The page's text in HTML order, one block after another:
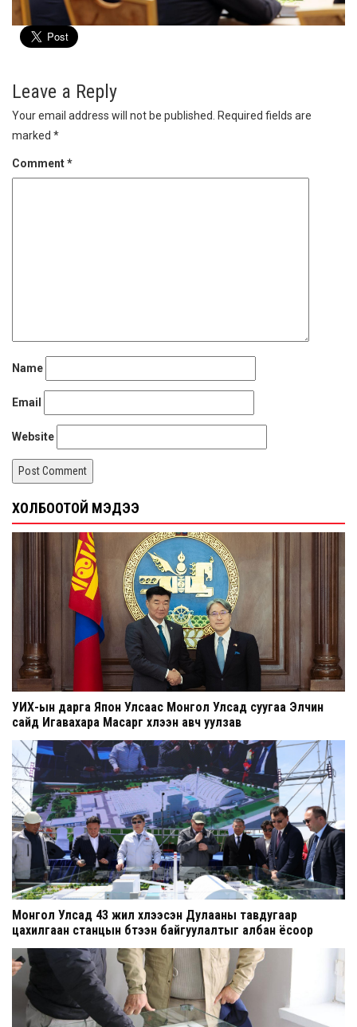
Leave a Reply
Your email address will not be published.
Required fields are
marked *
Comment*
Name
Email
Website
ХОЛБООТОЙ МЭДЭЭ
УИХ-ын дарга Япон Улсаас Монгол Улсад суугаа Элчин
сайд Игавахара Масарүг хүлээн авч уулзав
Монгол Улсад 43 жил хүлээсэн Дулааны тавдугаар
цахилгаан станцын бүтээн байгуулалтыг албан ёсоор
эхлүүллээ